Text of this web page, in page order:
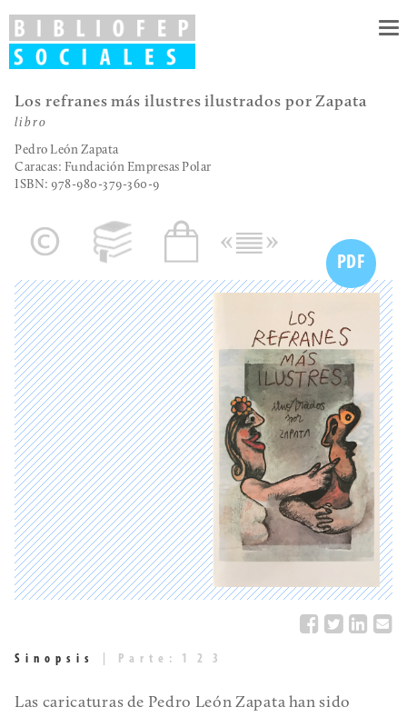
Los refranes más ilustres ilustrados por Zapata
libro
Pedro León Zapata
Caracas: Fundación Empresas Polar
ISBN: 978-980-379-360-9
PDF
Sinopsis Parte: 1 2 3
Las caricaturas de Pedro León Zapata han sido